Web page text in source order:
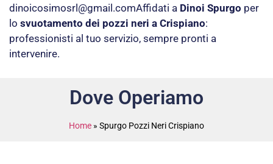
dinoicosimosrl@gmail.comAffidati a Dinoi Spurgo per
lo svuotamento dei pozzi neri a Crispiano:
professionisti al tuo servizio, sempre pronti a
intervenire.
Dove Operiamo
Home » Spurgo Pozzi Neri Crispiano